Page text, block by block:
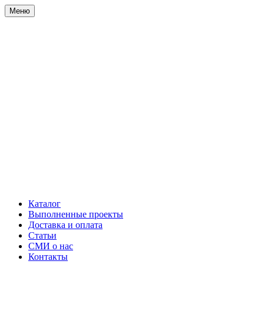
Меню
Каталог
Выполненные проекты
Доставка и оплата
Статьи
СМИ о нас
Контакты